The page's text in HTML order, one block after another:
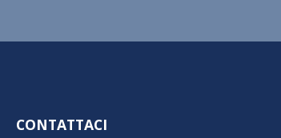
CONTATTACI